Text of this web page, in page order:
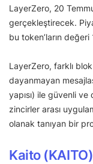
LayerZero, 20
gerçekleştirecek.
bu token’ların
LayerZero, farklı blok
dayanmayan
yapısı) ile güvenli
zincirler arası
olanak tanıyan bir
Kaito (KAITO)